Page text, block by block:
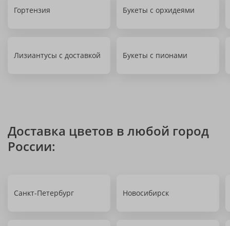
Гортензия Букеты с орхидеями
Лизиантусы с доставкой Букеты с пионами
Доставка цветов в любой город
России:
Санкт-Петербург Новосибирск